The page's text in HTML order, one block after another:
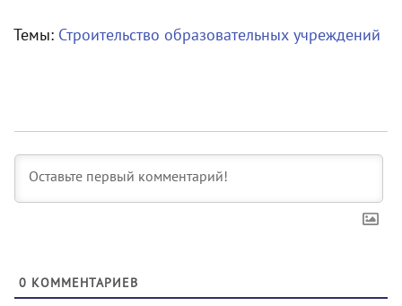
Темы: Строительство образовательных учреждений
0 КОММЕНТАРИЕВ